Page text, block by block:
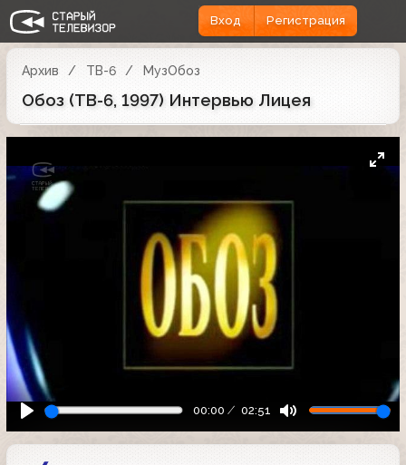
Вход Регистрация
Архив ТВ-6 МузОбоз
Обоз (ТВ-6, 1997) Интервью Лицея
00:00 02:51